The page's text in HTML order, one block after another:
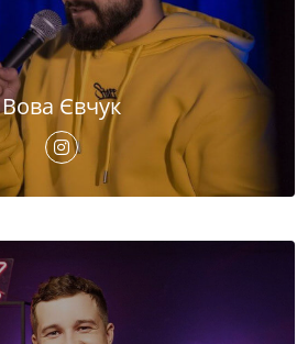
Вова Євчук